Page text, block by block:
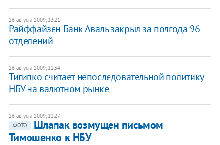
26 августа 2009, 13:21
Райффайзен Банк Аваль закрыл за полгода 96
отделений
26 августа 2009, 12:34
Тигипко считает непоследовательной политику
НБУ на валютном рынке
26 августа 2009, 12:27
ФОТО
Шлапак возмущен письмом
Тимошенко к НБУ